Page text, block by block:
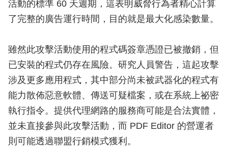
活動的標準 60 天週期，這表明威脅行為者精心計算
了完整的廣告運行時間，目的就是最大化感染數量。
雖然此攻擊活動使用的程式碼簽章憑證已被撤銷，但
已安裝的程式仍存在風險。研究人員警告，這起攻擊
涉及更多應用程式，其中部分尚未被武器化的程式有
能力散佈惡意軟體、傳送可疑檔案，或在系統上祕密
執行指令。提供代理網路的服務商可能是合法實體，
並未直接參與此攻擊活動，而 PDF Editor 的營運者
則可能透過聯盟行銷模式獲利。